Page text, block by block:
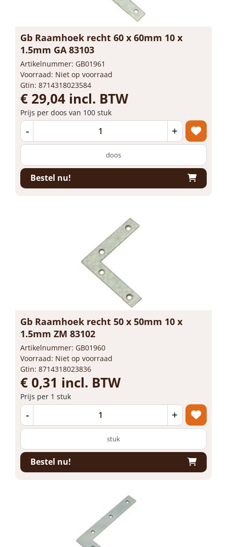
Gb Raamhoek recht 60 x 60mm 10 x
1.5mm GA 83103
Artikelnummer: GB01961
Voorraad: Niet op voorraad
Gtin: 8714318023584
€ 29,04 incl. BTW
Prijs per doos van 100 stuk
- +
doos
Bestel nu!
Gb Raamhoek recht 50 x 50mm 10 x
1.5mm ZM 83102
Artikelnummer: GB01960
Voorraad: Niet op voorraad
Gtin: 8714318023836
€ 0,31 incl. BTW
Prijs per 1 stuk
- +
stuk
Bestel nu!